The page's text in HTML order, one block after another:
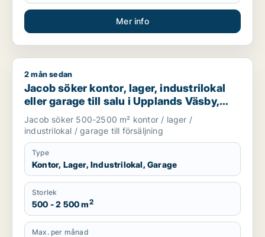
Mer info
Jacob söker kontor, lager, industrilokal eller garage till salu
2 mån sedan
Jacob söker kontor, lager, industrilokal
eller garage till salu i Upplands Väsby,
Danderyd eller Sollentuna m.fl.
Jacob söker 500-2500 m² kontor / lager /
industrilokal / garage till försäljning
Type
Kontor, Lager, Industrilokal, Garage
Storlek
500 - 2 500 m2
Max. per månad